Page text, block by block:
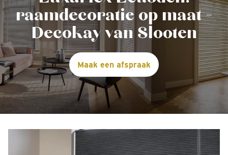
raamdecoratie op maat -
Decokay van Slooten
Maak een afspraak